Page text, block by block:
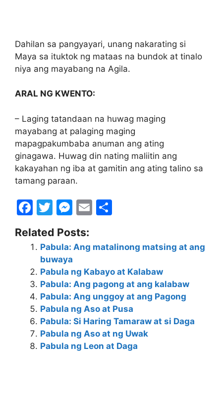
Dahilan sa pangyayari, unang nakarating si
Maya sa ituktok ng mataas na bundok at tinalo
niya ang mayabang na Agila.
ARAL NG KWENTO:
– Laging tatandaan na huwag maging
mayabang at palaging maging
mapagpakumbaba anuman ang ating
ginagawa. Huwag din nating maliitin ang
kakayahan ng iba at gamitin ang ating talino sa
tamang paraan.
F
c
e
b
o
o
k
T
w
itt
er
M
s
s
e
n
g
er
E
l
ar
e
Related Posts:
Pabula: Ang matalinong matsing at ang
buwaya
Pabula ng Kabayo at Kalabaw
Pabula: Ang pagong at ang kalabaw
Pabula: Ang unggoy at ang Pagong
Pabula ng Aso at Pusa
Pabula: Si Haring Tamaraw at si Daga
Pabula ng Aso at ng Uwak
Pabula ng Leon at Daga